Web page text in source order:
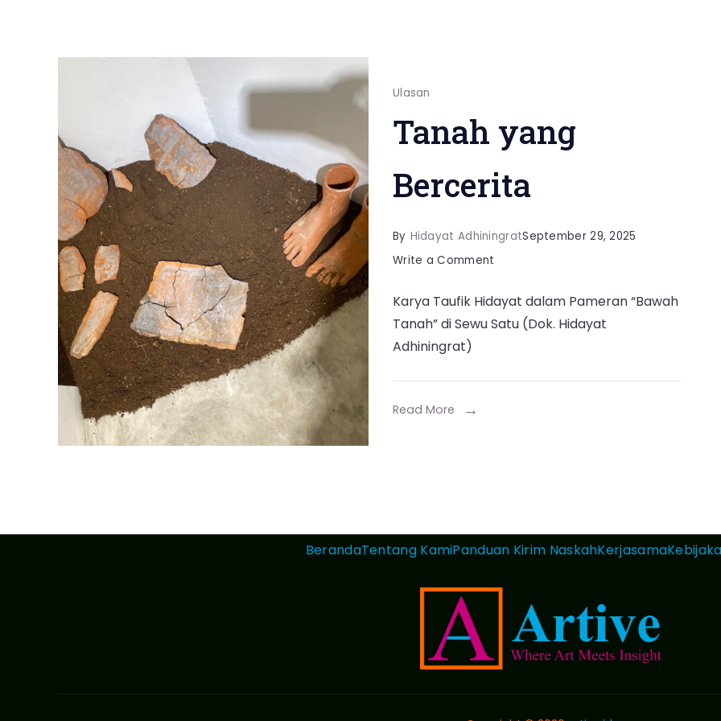
Ulasan
Tanah yang
Bercerita
By Hidayat AdhiningratSeptember 29, 2025
Write a Comment
yang
Bercerita
Karya Taufik Hidayat dalam Pameran “Bawah
Tanah” di Sewu Satu (Dok. Hidayat
Adhiningrat)
Read More
BerandaTentang KamiPanduan Kirim NaskahKerjasama